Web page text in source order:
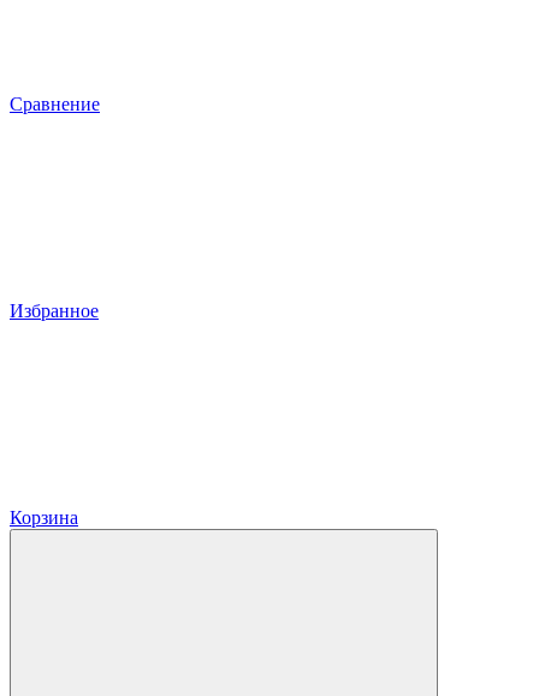
Сравнение
Избранное
Корзина